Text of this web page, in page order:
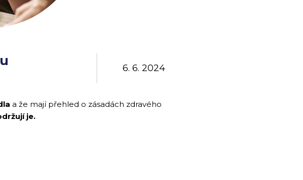
6. 6. 2024
a že mají přehled o zásadách zdravého
je.